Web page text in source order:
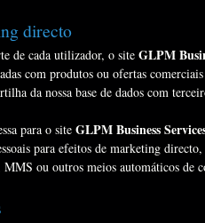
directo
de cada utilizador, o site GLPM
com produtos ou ofertas
da nossa base de dados com
para o site GLPM Business
para efeitos de marketing
ou outros meios automáticos de